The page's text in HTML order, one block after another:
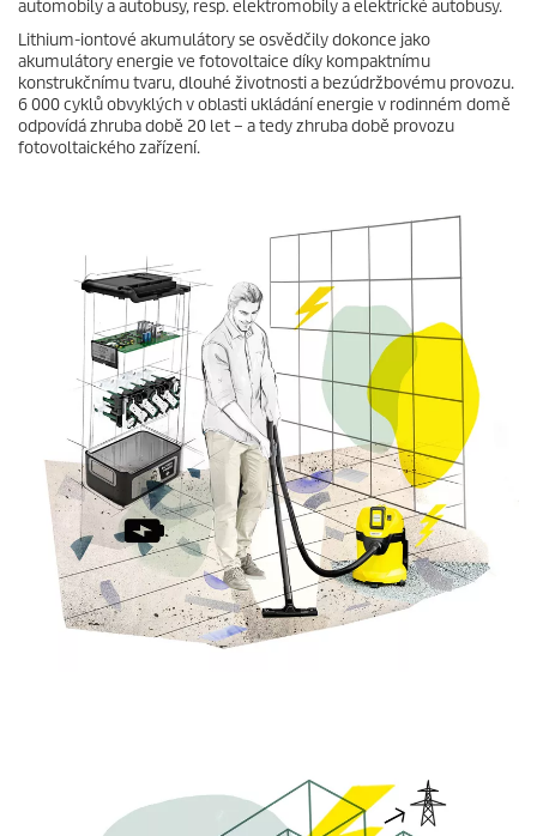
automobily a autobusy, resp. elektromobily a elektrické autobusy.
Lithium-iontové akumulátory se osvědčily dokonce jako
akumulátory energie ve fotovoltaice díky kompaktnímu
konstrukčnímu tvaru, dlouhé životnosti a bezúdržbovému provozu.
6 000 cyklů obvyklých v oblasti ukládání energie v rodinném domě
odpovídá zhruba době 20 let – a tedy zhruba době provozu
fotovoltaického zařízení.